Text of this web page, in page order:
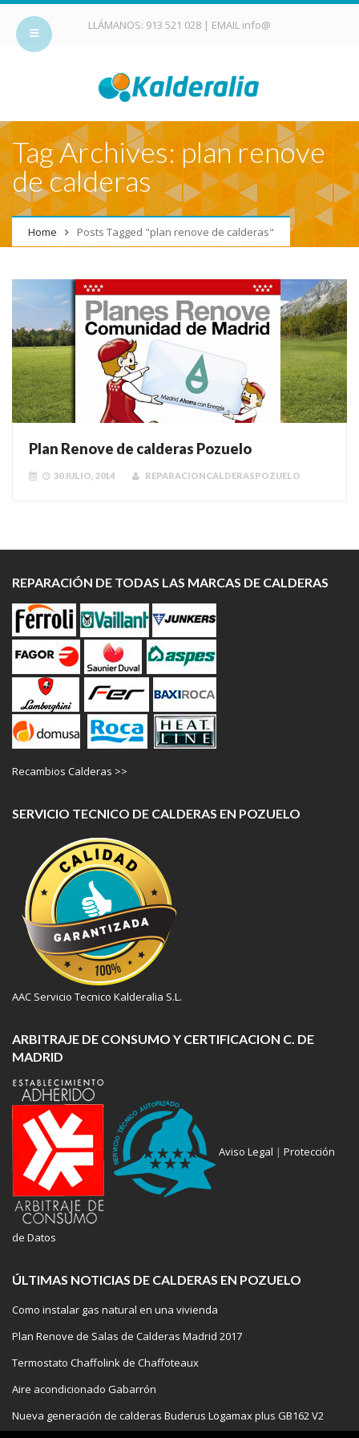
LLÁMANOS: 913 521 028 | EMAIL info@
Tag Archives: plan renove
de calderas
Home Posts Tagged "plan renove de calderas"
Plan Renove de calderas Pozuelo
30 JULIO, 2014 REPARACIONCALDERASPOZUELO
REPARACIÓN DE TODAS LAS MARCAS DE CALDERAS
Recambios Calderas >>
SERVICIO TECNICO DE CALDERAS EN POZUELO
AAC Servicio Tecnico Kalderalia S.L.
ARBITRAJE DE CONSUMO Y CERTIFICACION C. DE
MADRID
Aviso Legal | Protección
de Datos
ÚLTIMAS NOTICIAS DE CALDERAS EN POZUELO
Como instalar gas natural en una vivienda
Plan Renove de Salas de Calderas Madrid 2017
Termostato Chaffolink de Chaffoteaux
Aire acondicionado Gabarrón
Nueva generación de calderas Buderus Logamax plus GB162 V2